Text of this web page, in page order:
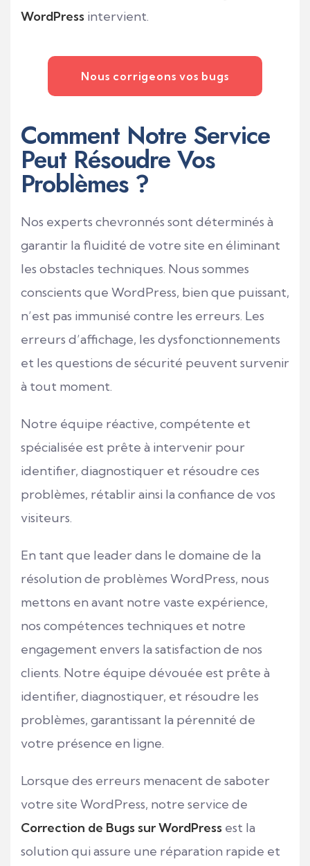
WordPress intervient.
Nous corrigeons vos bugs
Comment Notre Service
Peut Résoudre Vos
Problèmes ?
Nos experts chevronnés sont déterminés à
garantir la fluidité de votre site en éliminant
les obstacles techniques. Nous sommes
conscients que WordPress, bien que puissant,
n’est pas immunisé contre les erreurs. Les
erreurs d’affichage, les dysfonctionnements
et les questions de sécurité peuvent survenir
à tout moment.
Notre équipe réactive, compétente et
spécialisée est prête à intervenir pour
identifier, diagnostiquer et résoudre ces
problèmes, rétablir ainsi la confiance de vos
visiteurs.
En tant que leader dans le domaine de la
résolution de problèmes WordPress, nous
mettons en avant notre vaste expérience,
nos compétences techniques et notre
engagement envers la satisfaction de nos
clients. Notre équipe dévouée est prête à
identifier, diagnostiquer, et résoudre les
problèmes, garantissant la pérennité de
votre présence en ligne.
Lorsque des erreurs menacent de saboter
votre site WordPress, notre service de
Correction de Bugs sur WordPress est la
solution qui assure une réparation rapide et